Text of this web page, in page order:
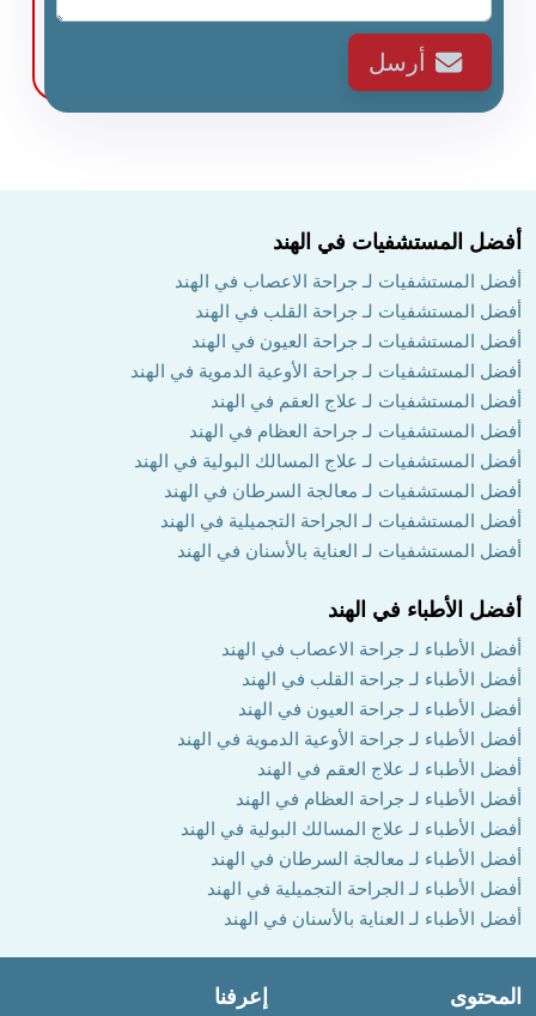
أرسل
أفضل المستشفيات في الهند
أفضل المستشفيات لـ جراحة الاعصاب في الهند
أفضل المستشفيات لـ جراحة القلب في الهند
أفضل المستشفيات لـ جراحة العيون في الهند
أفضل المستشفيات لـ جراحة الأوعية الدموية في الهند
أفضل المستشفيات لـ علاج العقم في الهند
أفضل المستشفيات لـ جراحة العظام في الهند
أفضل المستشفيات لـ علاج المسالك البولية في الهند
أفضل المستشفيات لـ معالجة السرطان في الهند
أفضل المستشفيات لـ الجراحة التجميلية في الهند
أفضل المستشفيات لـ العناية بالأسنان في الهند
أفضل الأطباء في الهند
أفضل الأطباء لـ جراحة الاعصاب في الهند
أفضل الأطباء لـ جراحة القلب في الهند
أفضل الأطباء لـ جراحة العيون في الهند
أفضل الأطباء لـ جراحة الأوعية الدموية في الهند
أفضل الأطباء لـ علاج العقم في الهند
أفضل الأطباء لـ جراحة العظام في الهند
أفضل الأطباء لـ علاج المسالك البولية في الهند
أفضل الأطباء لـ معالجة السرطان في الهند
أفضل الأطباء لـ الجراحة التجميلية في الهند
أفضل الأطباء لـ العناية بالأسنان في الهند
المحتوى إعرفنا